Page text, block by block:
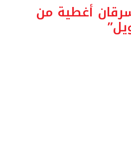
أغطية من